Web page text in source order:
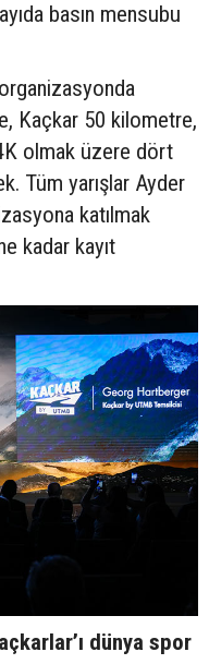
basın mensubu
Kaçkar 50 kilometre,
olmak üzere dört
Tüm yarışlar Ayder
katılmak
kadar kayıt
dünya spor